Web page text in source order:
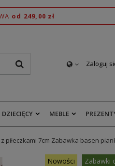
od 249,00 zł
Zaloguj
DZIECIĘCY MEBLE
piłeczkami 7cm Zabawka basen
Nowości Zabawki